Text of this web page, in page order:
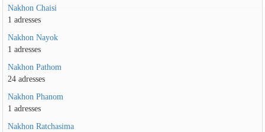
Nakhon Chaisi
1 adresses
Nakhon Nayok
1 adresses
Nakhon Pathom
24 adresses
Nakhon Phanom
1 adresses
Nakhon Ratchasima